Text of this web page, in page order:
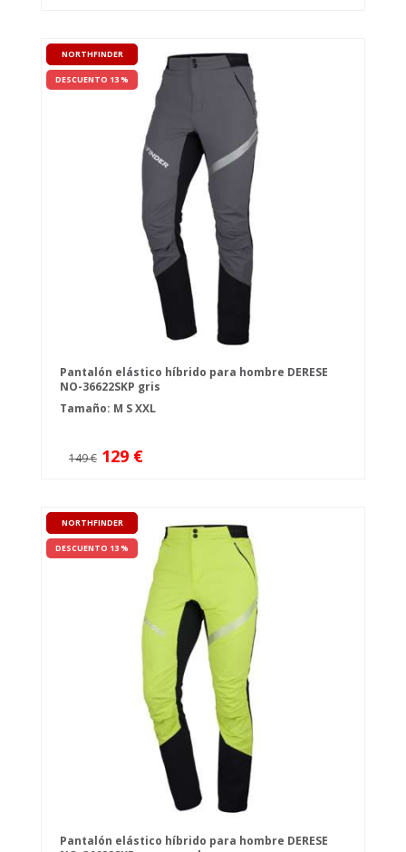
NORTHFINDER
DESCUENTO 13 %
Pantalón elástico híbrido para hombre DERESE
NO-36622SKP gris
Tamaño: M SXXL
149 € 129 €
NORTHFINDER
DESCUENTO 13 %
Pantalón elástico híbrido para hombre DERESE